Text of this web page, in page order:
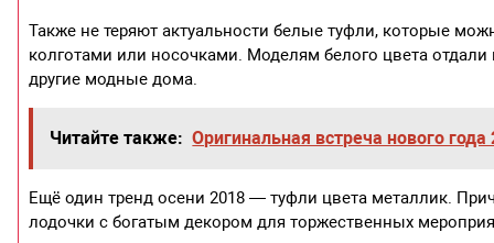
Также не теряют актуальности белые туфли, которые
колготами или носочками. Моделям белого цвета
другие модные дома.
Читайте также: Оригинальная встреча нового года
Ещё один тренд осени 2018 — туфли цвета металлик.
лодочки с богатым декором для торжественных